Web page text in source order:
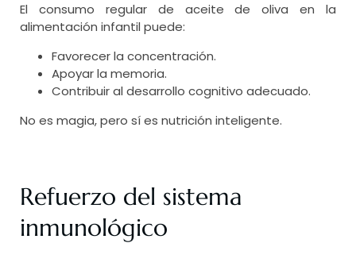
El consumo regular de aceite de oliva en la
alimentación infantil puede:
Favorecer la concentración.
Apoyar la memoria.
Contribuir al desarrollo cognitivo adecuado.
No es magia, pero sí es nutrición inteligente.
Refuerzo del sistema
inmunológico